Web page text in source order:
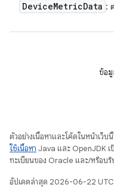
DeviceMetricData :
ข้อ
ตัวอย่างเนื้อหาและโค้ดในหน้าเว็
ใช้เนื้อหา Java และ OpenJDK เ
ทะเบียนของ Oracle และ/หรือบริ
อัปเดตล่าสุด 2026-06-22 UTC